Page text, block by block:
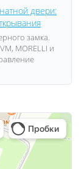
двери:
замка.
MORELLI и